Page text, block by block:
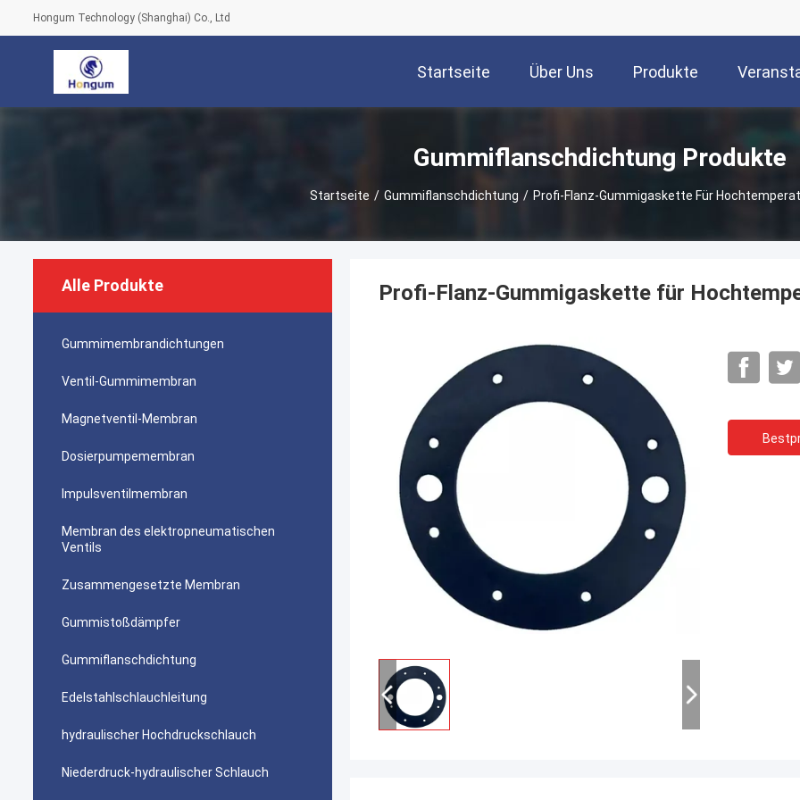
Hongum Technology (Shanghai) Co., Ltd
Startseite Über Uns Produkte
Gummiflanschdichtung Produkte
Startseite / Gummiflanschdichtung / Profi-Flanz-Gummigaskette Für
Alle Produkte
Gummimembrandichtungen
Ventil-Gummimembran
Magnetventil-Membran
Dosierpumpemembran
Impulsventilmembran
Membran des elektropneumatischen
Ventils
Zusammengesetzte Membran
Gummistoßdämpfer
Gummiflanschdichtung
Edelstahlschlauchleitung
hydraulischer Hochdruckschlauch
Niederdruck-hydraulischer Schlauch
Profi-Flanz-Gummigaskette für